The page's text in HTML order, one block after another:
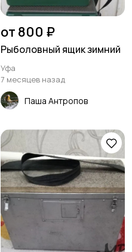
от 800 ₽
Рыболовный ящик зимний
Уфа
7 месяцев назад
Паша Антропов